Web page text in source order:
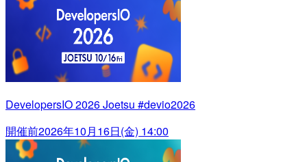
DevelopersIO 2026 Joetsu #devio2026
開催前2026年10月16日(金) 14:00